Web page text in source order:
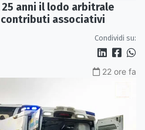
anni il lodo arbitrale
associativi
Condividi su:
22 ore fa